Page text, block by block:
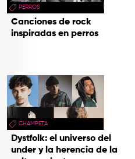
PERROS
Canciones de rock
inspiradas en perros
CHAMPETA
Dystfolk: el universo del
under y la herencia de la